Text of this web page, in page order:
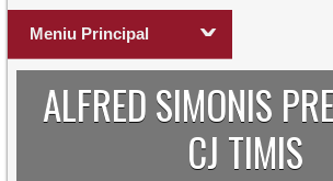
Meniu Principal
ALFRED SIMONIS
CJ TIMIS